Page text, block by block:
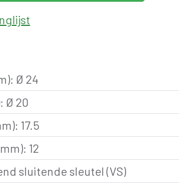
: Ø 24
: Ø 20
: 17.5
: 12
sluitende sleutel (VS)